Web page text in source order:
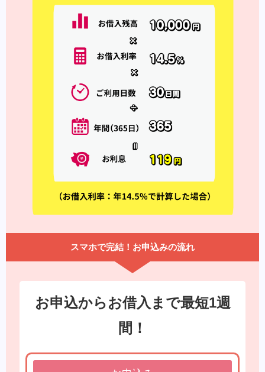
スマホで完結！お申込みの流れ
お申込からお借入まで最短1週
間！